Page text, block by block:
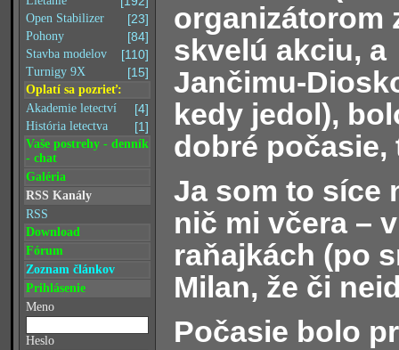
[23]
Open Stabilizer
[84]
Pohony
[110]
Stavba modelov
[15]
Turnigy 9X
Oplatí sa pozrieť:
[4]
Akademie letectví
[1]
História letectva
Vaše postrehy - denník
- chat
Galéria
RSS Kanály
RSS
Download
Fórum
Zoznam článkov
Prihlásenie
Meno
Heslo
organizátorom
skvelú akciu, a
Jančimu-
kedy jedol),
dobré počasie,
Ja som to síce
nič mi včera –
raňajkách (po
Milan, že či
Počasie bolo